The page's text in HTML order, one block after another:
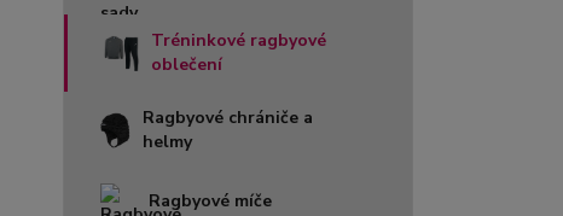
Tréninkové ragbyové
oblečení
Ragbyové chrániče a
helmy
Ragbyové míče